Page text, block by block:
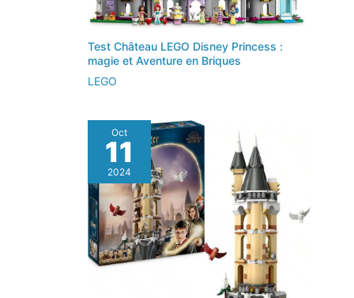
Test Château LEGO Disney Princess :
magie et Aventure en Briques
LEGO
Oct
11
2024